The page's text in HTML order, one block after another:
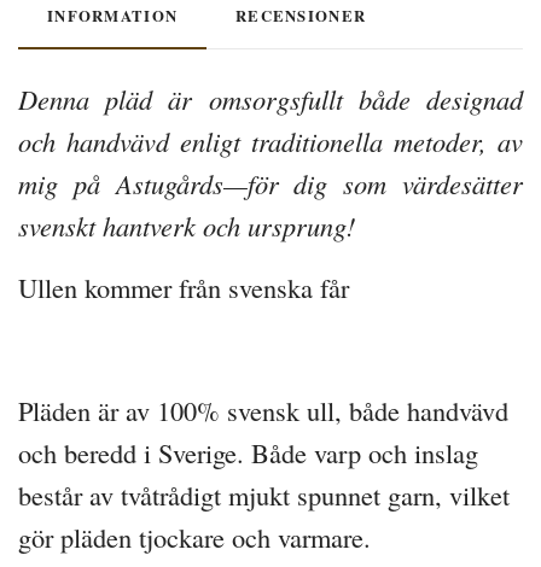
INFORMATION RECENSIONER
Denna pläd är omsorgsfullt både designad
och handvävd enligt traditionella metoder, av
mig på Astugårds—för dig som värdesätter
svenskt hantverk och ursprung!
Ullen kommer från svenska får
Pläden är av 100% svensk ull, både handvävd
och beredd i Sverige. Både varp och inslag
består av tvåtrådigt mjukt spunnet garn, vilket
gör pläden tjockare och varmare.